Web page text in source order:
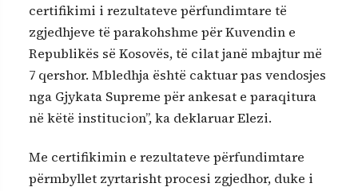
certifikimi i rezultateve përfundimtare të
zgjedhjeve të parakohshme për Kuvendin e
Republikës së Kosovës, të cilat janë mbajtur më
7 qershor. Mbledhja është caktuar pas vendosjes
nga Gjykata Supreme për ankesat e paraqitura
në këtë institucion”, ka deklaruar Elezi.
Me certifikimin e rezultateve përfundimtare
përmbyllet zyrtarisht procesi zgjedhor, duke i